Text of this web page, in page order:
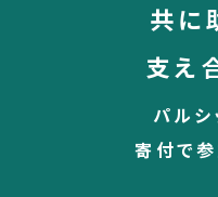
共に
支え
パル
寄付で参